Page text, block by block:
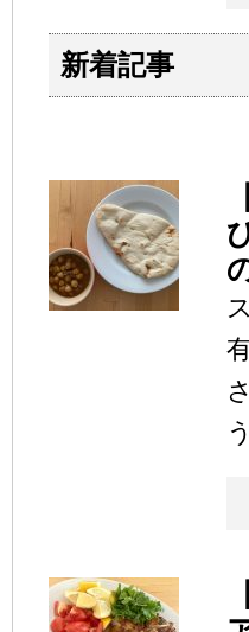
新着記事